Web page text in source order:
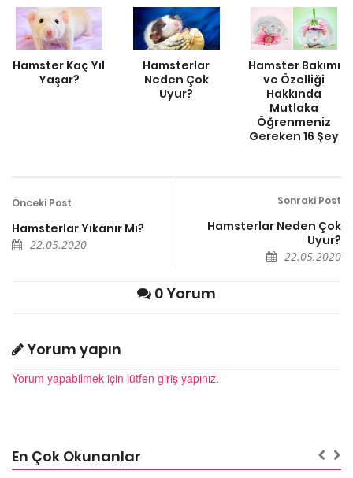
Hamster Kaç Yıl
Yaşar?
Hamsterlar
Neden Çok
Uyur?
Hamster Bakımı
ve Özelliği
Hakkında
Mutlaka
Öğrenmeniz
Gereken 16 Şey
Önceki Post
Hamsterlar Yıkanır Mı?
22.05.2020
Sonraki Post
Hamsterlar Neden Çok
Uyur?
22.05.2020
0 Yorum
Yorum yapın
Yorum yapabilmek için lütfen giriş yapınız.
En Çok Okunanlar